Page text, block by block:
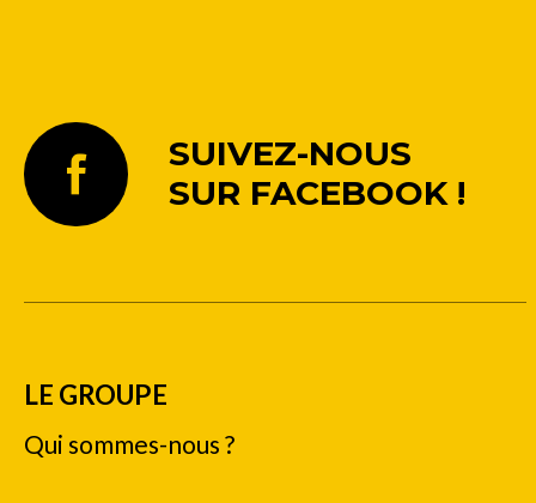
SUIVEZ-NOUS
SUR FACEBOOK !
LE GROUPE
Qui sommes-nous ?